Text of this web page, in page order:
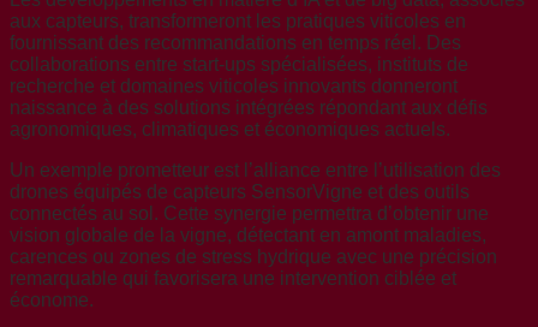
aux capteurs, transformeront les pratiques viticoles en
fournissant des recommandations en temps réel. Des
collaborations entre start-ups spécialisées, instituts de
recherche et domaines viticoles innovants donneront
naissance à des solutions intégrées répondant aux défis
agronomiques, climatiques et économiques actuels.
Un exemple prometteur est l’alliance entre l’utilisation des
drones équipés de capteurs SensorVigne et des outils
connectés au sol. Cette synergie permettra d’obtenir une
vision globale de la vigne, détectant en amont maladies,
carences ou zones de stress hydrique avec une précision
remarquable qui favorisera une intervention ciblée et
économe.